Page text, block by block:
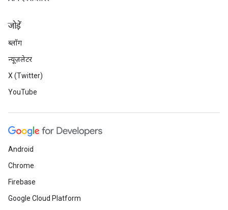
जोड़ें
ब्लॉग
न्यूज़लेटर
X (Twitter)
YouTube
Android
Chrome
Firebase
Google Cloud Platform